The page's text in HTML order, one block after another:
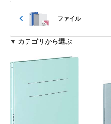
ファイル
▼ カテゴリから選ぶ